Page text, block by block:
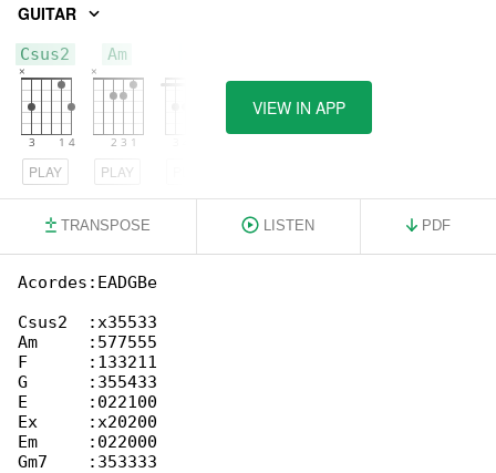
GUITAR
Csus2
PLAY
Am
PLAY
VIEW IN APP
TRANSPOSE LISTEN PDF
Acordes:EADGBe
Csus2  :x35533
Am     :577555
F      :133211
G      :355433
E      :022100
Ex     :x20200
Em     :022000
Gm7    :353333